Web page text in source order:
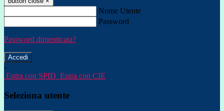
Nome Utente
Password
Password dimenticata?
-
Entra con SPID Entra con CIE
Seleziona utente